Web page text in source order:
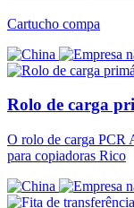
Cartucho compa
Rolo de carga
O rolo de carga PCR
para copiadoras Rico